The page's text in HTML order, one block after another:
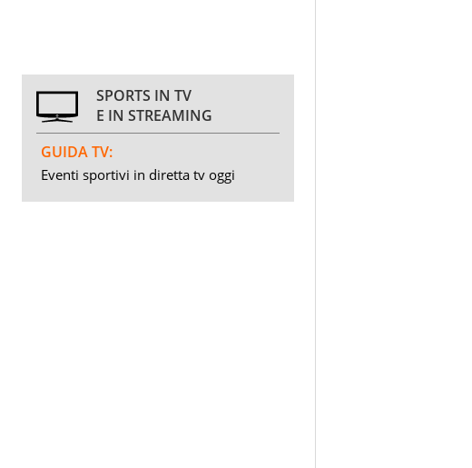
SPORTS IN TV
E IN STREAMING
GUIDA TV:
Eventi sportivi in diretta tv oggi